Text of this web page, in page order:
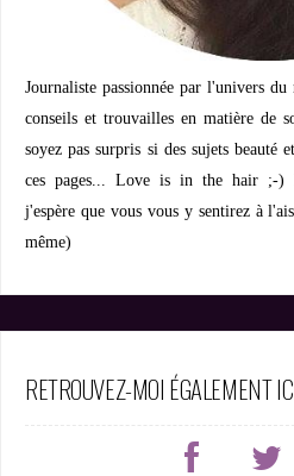
Journaliste passionnée par l'univers
conseils et trouvailles en matière de
soyez pas surpris si des sujets beauté
ces pages... Love is in the hair ;-)
j'espère que vous vous y sentirez à
même)
RETROUVEZ-MOI ÉGALEMENT